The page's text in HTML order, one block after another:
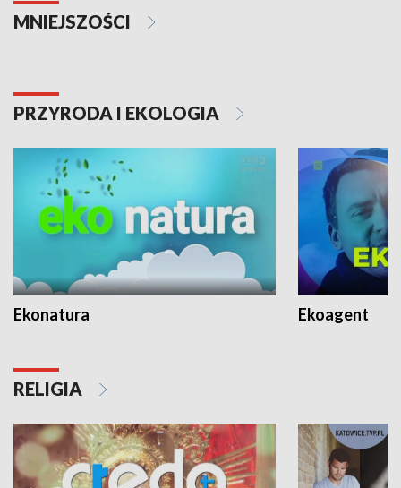
MNIEJSZOŚCI
PRZYRODA I EKOLOGIA
Ekonatura Ekoagent
RELIGIA